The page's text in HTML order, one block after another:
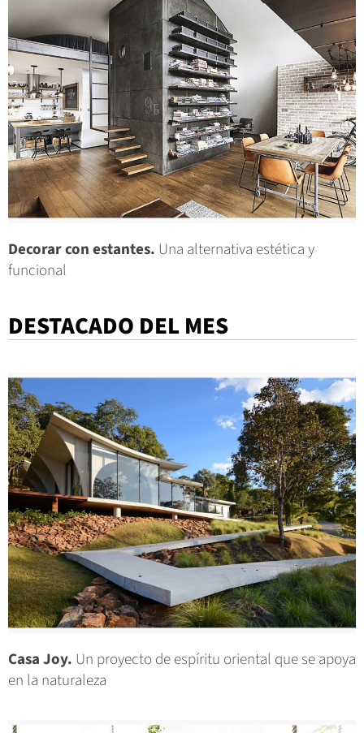
Decorar con estantes. Una alternativa estética y
funcional
DESTACADO DEL MES
Casa Joy. Un proyecto de espíritu oriental que se apoya
en la naturaleza